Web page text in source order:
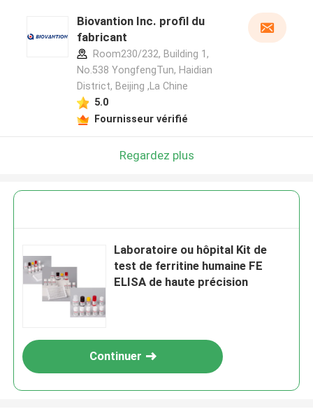
Biovantion Inc. profil du
fabricant
Room230/232, Building 1,
No.538 YongfengTun, Haidian
District, Beijing ,La Chine
5.0
Fournisseur vérifié
Regardez plus
Laboratoire ou hôpital Kit de
test de ferritine humaine FE
ELISA de haute précision
Continuer